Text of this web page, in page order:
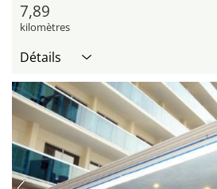
7,89
kilomètres
Détails